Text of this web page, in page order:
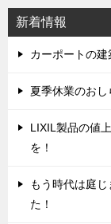
シ
ョ
ン
新着情報
カーポートの
夏季休業のおし
LIXIL製品の値
を！
もう時代は庭
た！